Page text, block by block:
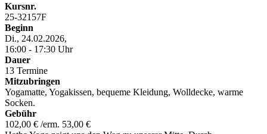
Kursnr.
25-32157F
Beginn
Di., 24.02.2026,
16:00 - 17:30 Uhr
Dauer
13 Termine
Mitzubringen
Yogamatte, Yogakissen, bequeme Kleidung, Wolldecke, warme
Socken.
Gebühr
102,00 € /erm. 53,00 €